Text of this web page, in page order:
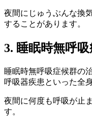
夜間にじゅうぶんな換
することがあります。
3. 睡眠時無呼
睡眠時無呼吸症候群の
呼吸器疾患といった全
夜間に何度も呼吸が止
す。